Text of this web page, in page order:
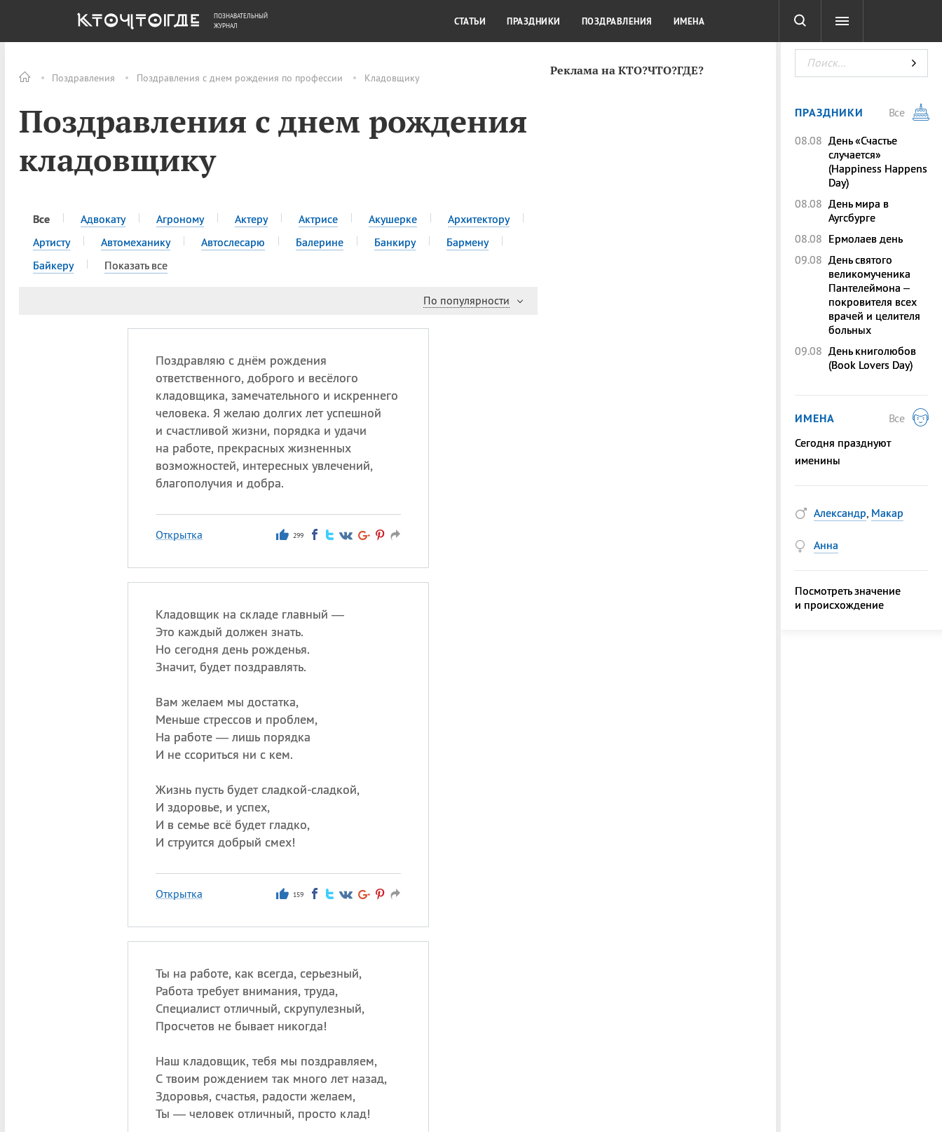
Поздравления Поздравления с днем рождения по профессии Кладовщику
Поздравления с днем рождения
кладовщику
Все Адвокату Агроному Актеру Актрисе Акушерке
Архитектору
Артисту
Автомеханику Автослесарю Балерине Банкиру
Бармену
Байкеру
Показать все
По популярности
Поздравляю с днём рождения
ответственного, доброго и весёлого
кладовщика, замечательного и искреннего
человека. Я желаю долгих лет успешной
и счастливой жизни, порядка и удачи
на работе, прекрасных жизненных
возможностей, интересных увлечений,
благополучия и добра.
Открытка 299
Кладовщик на складе главный —
Это каждый должен знать.
Но сегодня день рожденья.
Значит, будет поздравлять.
Вам желаем мы достатка,
Меньше стрессов и проблем,
На работе — лишь порядка
И не ссориться ни с кем.
Жизнь пусть будет сладкой-сладкой,
И здоровье, и успех,
И в семье всё будет гладко,
И струится добрый смех!
Открытка 159
Ты на работе, как всегда, серьезный,
Работа требует внимания, труда,
Специалист отличный, скрупулезный,
Просчетов не бывает никогда!
Наш кладовщик, тебя мы поздравляем,
С твоим рождением так много лет назад,
Здоровья, счастья, радости желаем,
Ты — человек отличный, просто клад!
Реклама на КТО?ЧТО?ГДЕ?
ОБЩЕСТВО ДЕНЬГИ КУЛЬТУРА КРАСОТА ТЕСТЫ
ПОЗНАВАТЕЛЬНЫЙ
ЖУРНАЛ
СТАТЬИ ПРАЗДНИКИ ПОЗДРАВЛЕНИЯ ИМЕНА
ПРАЗДНИКИ
Все
08.08 День «Счастье
случается»
(Happiness Happens
Day)
08.08 День мира в
Аугсбурге
08.08 Ермолаев день
09.08 День святого
великомученика
Пантелеймона –
покровителя всех
врачей и целителя
больных
09.08 День книголюбов
(Book Lovers Day)
ИМЕНА
Все
Сегодня празднуют
именины
Александр, Макар
Анна
Посмотреть значение
и происхождение